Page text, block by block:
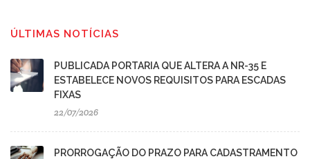
ÚLTIMAS NOTÍCIAS
PUBLICADA PORTARIA QUE ALTERA A NR-35 E
ESTABELECE NOVOS REQUISITOS PARA ESCADAS
FIXAS
22/07/2026
PRORROGAÇÃO DO PRAZO PARA CADASTRAMENTO